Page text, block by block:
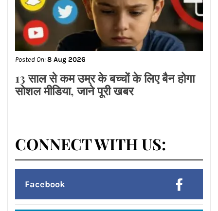
Posted On: 8 Aug 2026
प्रदेश उपाध्यक्ष बनने पर राकेश राठौर का
केंद्रीय विधानसभा क्षेत्र के भाजपा
पदाधिकारियों ने किया भव्य सम्मान*
Posted On:8 Aug 2026